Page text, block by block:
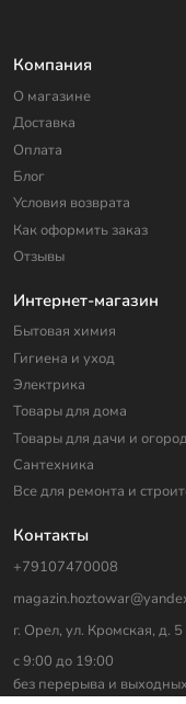
Компания
О магазине
Доставка
Оплата
Блог
Условия возврата
Как оформить заказ
Отзывы
Интернет-магазин
Бытовая химия
Гигиена и уход
Электрика
Товары для дома
Товары для дачи и
Сантехника
Все для ремонта и
Контакты
+79107470008
г. Орел, ул. Кромская, д. 5
с 9:00 до 19:00
без перерыва и выходных